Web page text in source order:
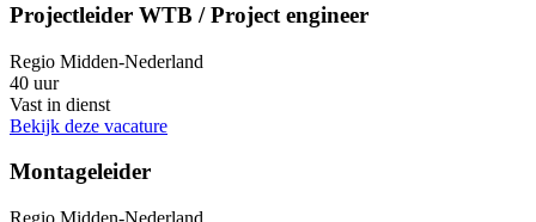
Projectleider WTB / Project engineer
Regio Midden-Nederland
40 uur
Vast in dienst
Bekijk deze vacature
Montageleider
Regio Midden-Nederland